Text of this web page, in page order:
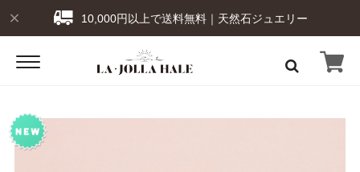
10,000円以上で送料無料｜天然石ジュエリー